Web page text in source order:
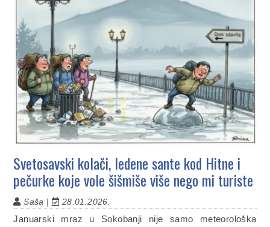
Svetosavski kolači, ledene sante kod Hitne i
pečurke koje vole šišmiše više nego mi turiste
Saša | 28.01.2026.
Januarski mraz u Sokobanji nije samo meteorološka